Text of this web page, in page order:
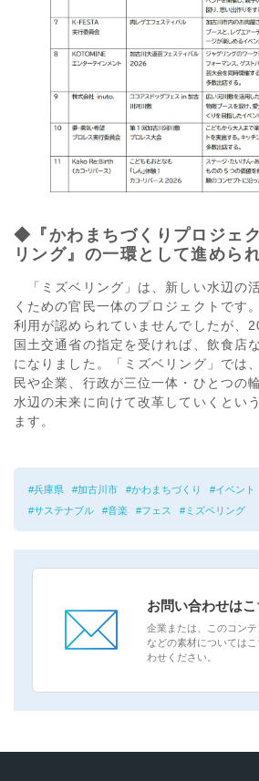
◆『かわまちづくりプロジェ
リング』の一環として進めら
「ミズベリング」は、新しい水辺の
くための官民一体のプロジェクトです
利用が認められていませんでしたが、
国土交通省の指定を受ければ、飲食店
になりました。「ミズベリング」では
民や企業、行政が三位一体・ひとつの
水辺の未来に向けて改革していくとい
ます。
兵庫県 加古川市 かわまちづくり イベント
サステナブル
音楽 フェス ミズベリング
お問い合わせはこ
企業または、このコン
などの素材については
わせください。